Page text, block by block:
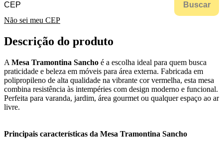
Buscar
Não sei meu CEP
Descrição do produto
A Mesa Tramontina Sancho é a escolha ideal para quem busca
praticidade e beleza em móveis para área externa. Fabricada em
polipropileno de alta qualidade na vibrante cor vermelha, esta mesa
combina resistência às intempéries com design moderno e funcional.
Perfeita para varanda, jardim, área gourmet ou qualquer espaço ao ar
livre.
Principais características da Mesa Tramontina Sancho